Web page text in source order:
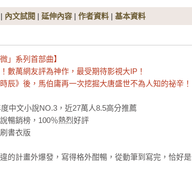
| 內文試閱 | 延伸內容 | 作者資料 | 基本資料
」系列首部曲】
數萬網友評為神作，最受期待影視大IP！
辰》後，馬伯庸再一次挖掘大唐盛世不為人知的祕辛！
中文小說NO.3，近27萬人8.5高分推薦
暢銷榜，100％熱烈好評
書衣版
違的計畫外爆發，寫得格外酣暢，從動筆到寫完，恰好